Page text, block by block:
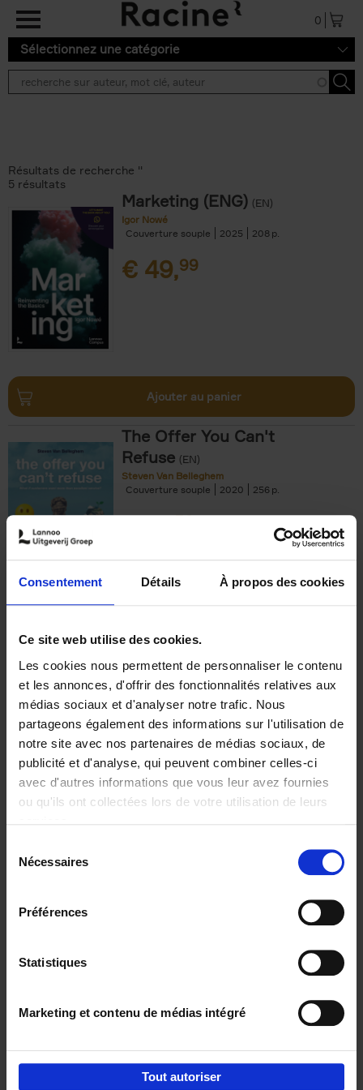
Consentement Détails À propos des cookies
Ce site web utilise des cookies.
Les cookies nous permettent de personnaliser le contenu
et les annonces, d'offrir des fonctionnalités relatives aux
médias sociaux et d'analyser notre trafic. Nous
partageons également des informations sur l'utilisation de
notre site avec nos partenaires de médias sociaux, de
publicité et d'analyse, qui peuvent combiner celles-ci
avec d'autres informations que vous leur avez fournies
ou qu'ils ont collectées lors de votre utilisation de leurs
Nécessaires
Préférences
Statistiques
Marketing et contenu de médias intégré
Tout autoriser
Aller au contenu principal
0
Sélectionnez une catégorie
Résultats de recherche ''
5 résultats
Marketing (ENG) (EN)
Igor Nowé
Couverture souple
2025 208
€ 49,99
Ajouter au panier
The Offer You Can't
Refuse (EN)
Steven Van Belleghem
Couverture souple
2020 256
€37,50
Building Bonds = Building
Business
Jochen Roef Jozefien De Feyter
Carolien Boom
Couverture souple
2025 200
€29,99
Digital marketing like a PRO -
completely revised edition (EN)